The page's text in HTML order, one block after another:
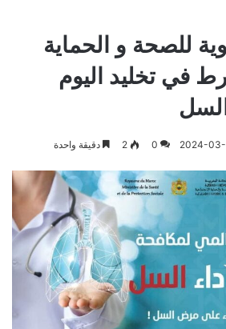
للصحة و الحماية
في تخليد اليوم
السل
2024-
0
2 دقيقة واحدة